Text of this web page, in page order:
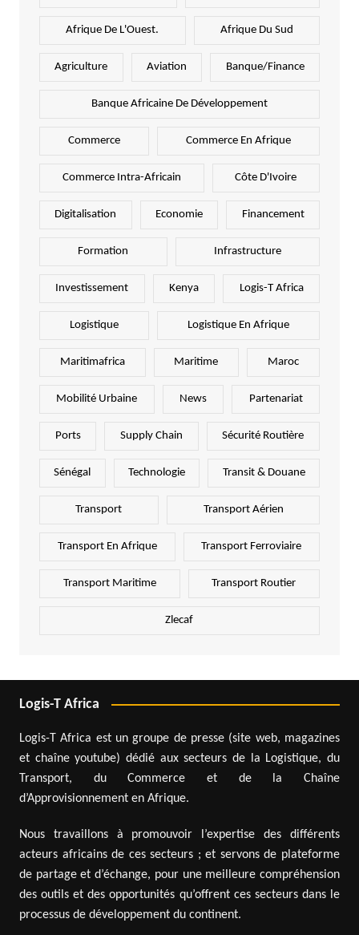
Afrique De L'Ouest. Afrique Du Sud
Agriculture Aviation Banque/Finance
Banque Africaine De Développement
Commerce Commerce En Afrique
Commerce Intra-Africain Côte D'Ivoire
Digitalisation Economie Financement
Formation Infrastructure
Investissement Kenya Logis-T Africa
Logistique Logistique En Afrique
Maritimafrica Maritime Maroc
Mobilité Urbaine News Partenariat
Ports Supply Chain Sécurité Routière
Sénégal Technologie Transit & Douane
Transport Transport Aérien
Transport En Afrique Transport Ferroviaire
Transport Maritime Transport Routier
Zlecaf
Logis-T Africa
Logis-T Africa est un groupe de presse (site web, magazines
et chaîne youtube) dédié aux secteurs de la Logistique, du
Transport, du Commerce et de la Chaîne
d’Approvisionnement en Afrique.
Nous travaillons à promouvoir l’expertise des différents
acteurs africains de ces secteurs ; et servons de plateforme
de partage et d’échange, pour une meilleure compréhension
des outils et des opportunités qu’offrent ces secteurs dans le
processus de développement du continent.